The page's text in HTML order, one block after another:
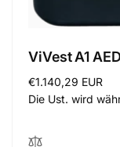
ViVest A1
Normaler
Preis
€1.140,29 EUR
Die Ust. wird